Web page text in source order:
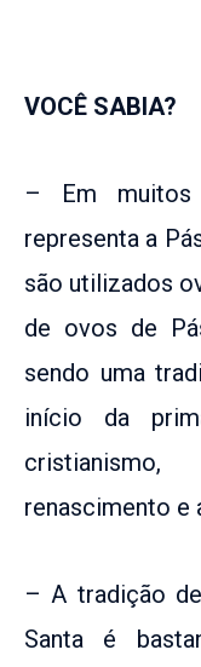
VOCÊ SABIA?
– Em
representa a
são utilizados
de ovos de
sendo uma
início da
renascimento e
– A tradição
Santa é